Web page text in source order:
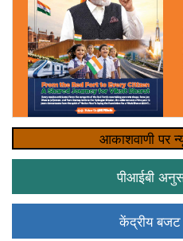
आकाशवाणी पर
पीआईबी
केंद्रीय